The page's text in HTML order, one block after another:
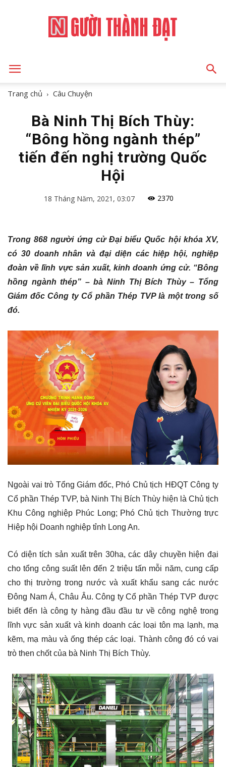
THÀNH
ĐẠT
Trang chủ Câu Chuyện
Bà Ninh Thị Bích Thùy:
“Bông hồng ngành thép”
tiến đến nghị trường Quốc
Hội
18 Tháng Năm, 2021, 03:07 2370
Trong 868 người ứng cử Đại biểu Quốc hội khóa XV,
có 30 doanh nhân và đại diện các hiệp hội, nghiệp
đoàn về lĩnh vực sản xuất, kinh doanh ứng cử. “Bông
hồng ngành thép” – bà Ninh Thị Bích Thùy – Tổng
Giám đốc Công ty Cổ phần Thép TVP là một trong số
đó.
Ngoài vai trò Tổng Giám đốc, Phó Chủ tịch HĐQT Công ty
Cổ phần Thép TVP, bà Ninh Thị Bích Thùy hiện là Chủ tịch
Khu Công nghiệp Phúc Long; Phó Chủ tịch Thường trực
Hiệp hội Doanh nghiệp tỉnh Long An.
Có diện tích sản xuất trên 30ha, các dây chuyền hiện đại
cho tổng công suất lên đến 2 triệu tấn mỗi năm, cung cấp
cho thị trường trong nước và xuất khẩu sang các nước
Đông Nam Á, Châu Âu. Công ty Cổ phần Thép TVP được
biết đến là công ty hàng đầu đầu tư về công nghệ trong
lĩnh vực sản xuất và kinh doanh các loại tôn mạ lạnh, mạ
kẽm, mạ màu và ống thép các loại. Thành công đó có vai
trò then chốt của bà Ninh Thị Bích Thùy.